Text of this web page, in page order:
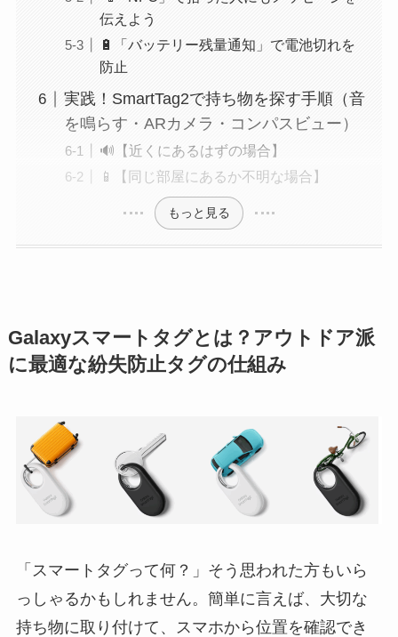
伝えよう
🔋「バッテリー残量通知」で電池切れを
防止
実践！SmartTag2で持ち物を探す手順（音
を鳴らす・ARカメラ・コンパスビュー）
🔊【近くにあるはずの場合】
📱【同じ部屋にあるか不明な場合】
もっと見る
Galaxyスマートタグとは？アウトドア派
に最適な紛失防止タグの仕組み
「スマートタグって何？」そう思われた方もいら
っしゃるかもしれません。簡単に言えば、大切な
持ち物に取り付けて、スマホから位置を確認でき